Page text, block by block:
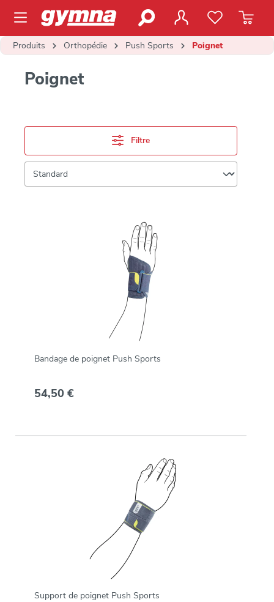
principal
Produits Orthopédie Push Sports Poignet
Poignet
Filtre
Bandage de poignet Push Sports
54,50 €
Support de poignet Push Sports